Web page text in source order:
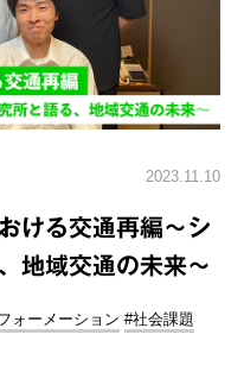
2023.11.10
ける交通再編～シ
地域交通の未来～
ォーメーション #社会課題